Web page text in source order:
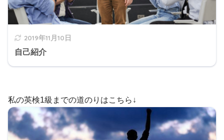
2019年11月10日
自己紹介
私の英検1級までの道のりはこちら↓